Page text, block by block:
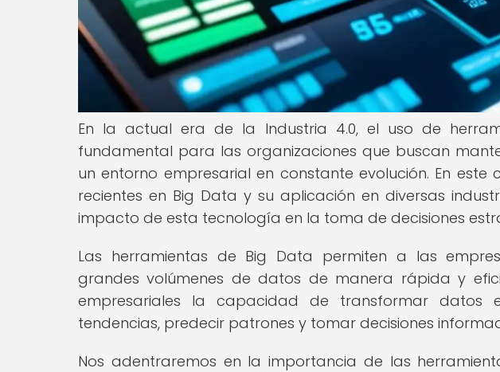
En la actual era de la Industria 4.0, el uso de
fundamental para las organizaciones que buscan
un entorno empresarial en constante evolución. En este
recientes en Big Data y su aplicación en diversas
impacto de esta tecnología en la toma de decisiones
Las herramientas de Big Data permiten a las
grandes volúmenes de datos de manera rápida y
empresariales la capacidad de transformar datos
tendencias, predecir patrones y tomar decisiones
Nos adentraremos en la importancia de las